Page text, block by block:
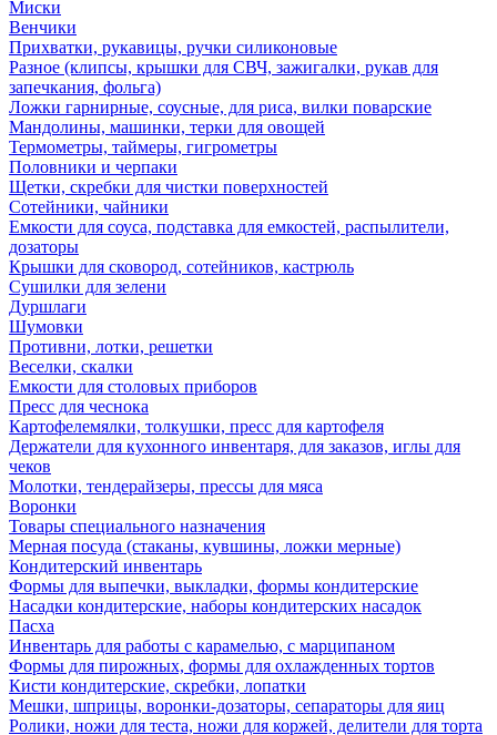
Миски
Венчики
Прихватки, рукавицы, ручки силиконовые
Разное (клипсы, крышки для СВЧ, зажигалки, рукав для
запечкания, фольга)
Ложки гарнирные, соусные, для риса, вилки поварские
Мандолины, машинки, терки для овощей
Термометры, таймеры, гигрометры
Половники и черпаки
Щетки, скребки для чистки поверхностей
Сотейники, чайники
Емкости для соуса, подставка для емкостей, распылители,
дозаторы
Крышки для сковород, сотейников, кастрюль
Сушилки для зелени
Дуршлаги
Шумовки
Противни, лотки, решетки
Веселки, скалки
Емкости для столовых приборов
Пресс для чеснока
Картофелемялки, толкушки, пресс для картофеля
Держатели для кухонного инвентаря, для заказов, иглы для
чеков
Молотки, тендерайзеры, прессы для мяса
Воронки
Товары специального назначения
Мерная посуда (стаканы, кувшины, ложки мерные)
Кондитерский инвентарь
Формы для выпечки, выкладки, формы кондитерские
Насадки кондитерские, наборы кондитерских насадок
Пасха
Инвентарь для работы с карамелью, с марципаном
Формы для пирожных, формы для охлажденных тортов
Кисти кондитерские, скребки, лопатки
Мешки, шприцы, воронки-дозаторы, сепараторы для яиц
Ролики, ножи для теста, ножи для коржей, делители для торта